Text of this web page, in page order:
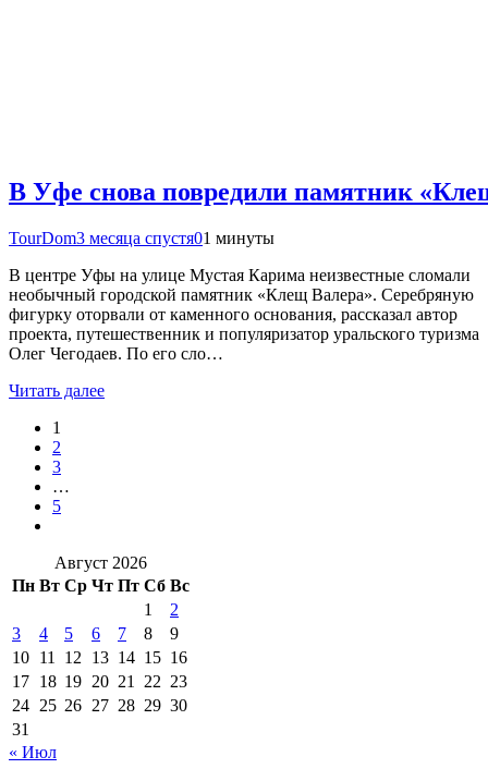
В Уфе снова повредили памятник
TourDom3 месяца спустя01 минуты
В центре Уфы на улице Мустая Карима неизвестные сломали
необычный городской памятник «Клещ Валера». Серебряную
фигурку оторвали от каменного основания, рассказал автор
проекта, путешественник и популяризатор уральского туризма
Олег Чегодаев. По его сло…
Читать далее
1
2
3
…
5
Август 2026
Пн Вт Ср Чт Пт Сб Вс
1
2
3
4 5 6 7 8
9
10 11 12 13 14 15 16
17 18 19 20 21 22 23
24 25 26 27 28 29 30
31
« Июл